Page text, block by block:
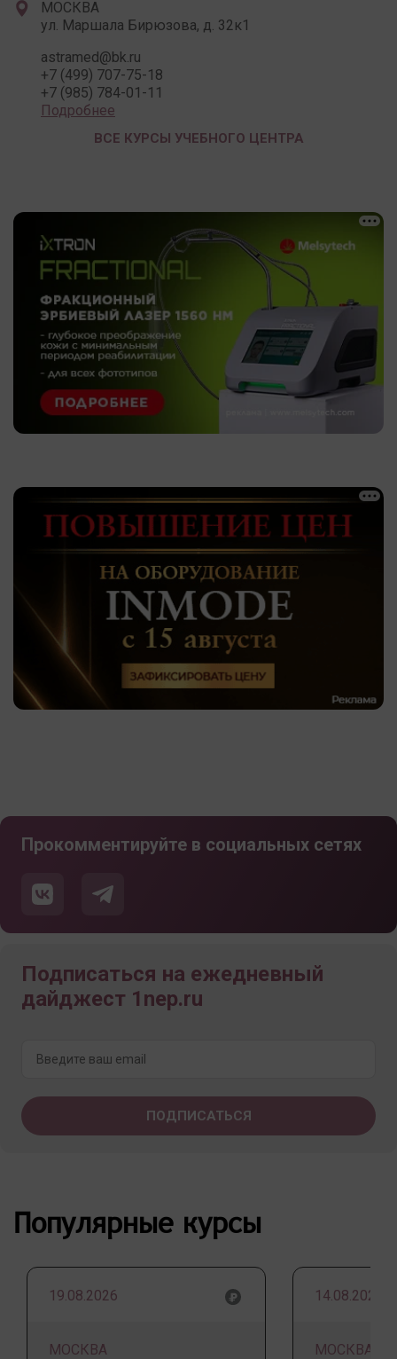
МОСКВА
ул. Маршала Бирюзова, д. 32к1
astramed@bk.ru
+7 (499) 707-75-18
+7 (985) 784-01-11
Подробнее
ВСЕ КУРСЫ УЧЕБНОГО ЦЕНТРА
Прокомментируйте в социальных сетях
Подписаться на ежедневный
дайджест 1nep.ru
Популярные курсы
19.08.2026
МОСКВА
14.08.2026
МОСКВА